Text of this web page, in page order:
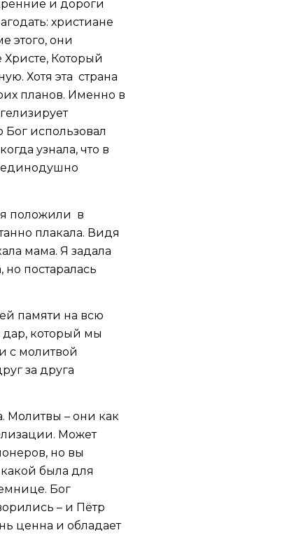
и дороги
христиане
этого, они
Христе, Который
Хотя эта страна
планов. Именно в
использовал
узнала, что в
единодушно
положили в
плакала. Видя
мама. Я задала
постаралась
памяти на всю
дар, который мы
с молитвой
за друга
Молитвы – они как
Может
но вы
была для
Бог
– и Пётр
ценна и обладает